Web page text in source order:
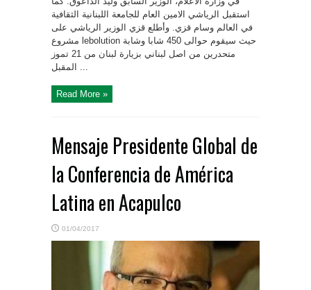
استقبل الرياشي الامين العام للجامعة اللبنانية الثقافية
في العالم وسام قزي. وأطلع قزي الوزير الرياشي على
مشروع lebolution حيث سيقوم حوالى 450 شابا وشابة
متحدرين من اصل لبناني بزيارة لبنان من 21 تموز
المقبل ...
Read More »
Mensaje Presidente Global de
la Conferencia de América
Latina en Acapulco
01/04/2017